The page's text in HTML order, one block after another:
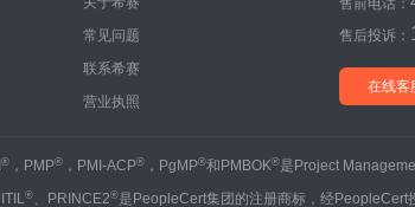
常见问题
联系希赛
营业执照
售前电话：
售后投诉：
在线客
®，PMP®，PMI-ACP®，PgMP®和PMBOK®是Project
ITIL®、PRINCE2®是PeopleCert集团的注册商标，经PeopleCert